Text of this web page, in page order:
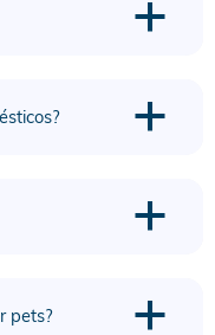
a
a
a
a
pets?